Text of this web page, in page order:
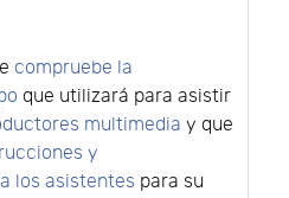
compruebe la
que utilizará para asistir
multimedia y que
y
los asistentes para su